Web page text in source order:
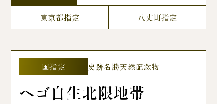
東京都指定 八丈町指定
国指定 史跡名勝天然記念物
ヘゴ自生北限地帯